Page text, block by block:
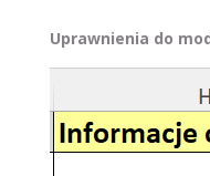
Uprawnienia do